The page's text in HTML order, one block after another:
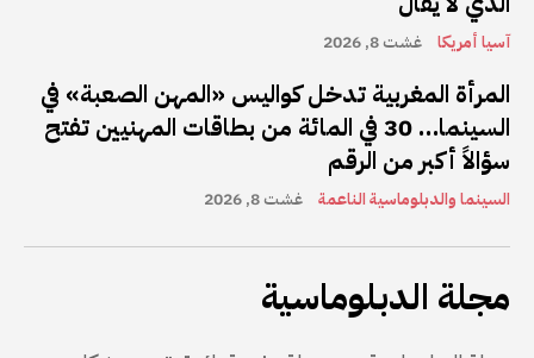
آسيا أمريكا غشت 8, 2026
المرأة المغربية تدخل كواليس «المهن الصعبة» في
السينما… 30 في المائة من بطاقات المهنيين تفتح
سؤالاً أكبر من الرقم
السينما والدبلوماسية الناعمة غشت 8, 2026
مجلة الدبلوماسية